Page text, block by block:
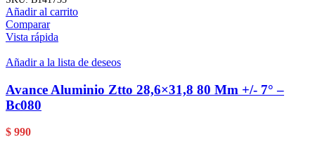
Añadir al carrito
Comparar
Vista rápida
Añadir a la lista de deseos
Avance Aluminio Ztto 28,6×31,8 80 Mm +/- 7° –
Bc080
$ 990